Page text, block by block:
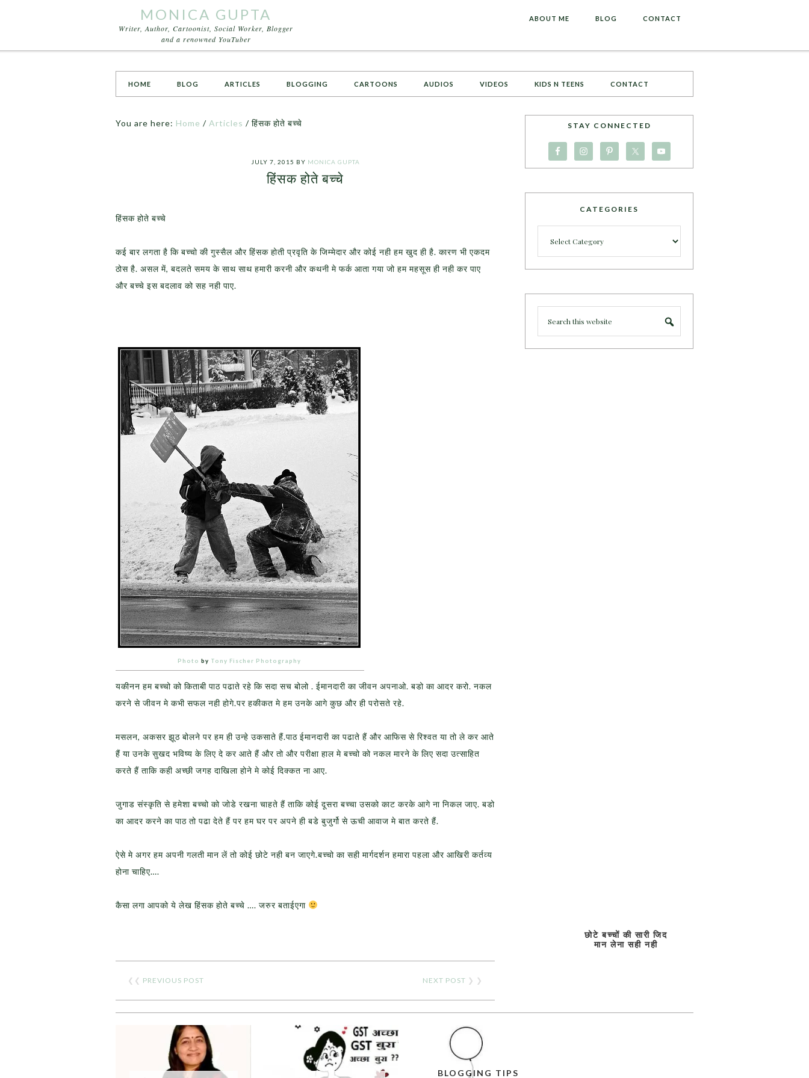
MONICA GUPTA
Writer, Author, Cartoonist, Social Worker, Blogger
and a renowned YouTuber
ABOUT ME BLOG CONTACT
HOME BLOG ARTICLES BLOGGING CARTOONS AUDIOS VIDEOS KIDS N TEENS CONTACT
You are here: Home / Articles / हिंसक होते बच्चे
JULY 7, 2015 BY MONICA GUPTA
हिंसक होते बच्चे
हिंसक होते बच्चे
कई बार लगता है कि बच्चो की गुस्सैल और हिंसक होती प्रवृति के जिम्मेदार और कोई नही हम खुद ही है. कारण भी एकदम
ठोस है. असल में, बदलते समय के साथ साथ हमारी करनी और कथनी मे फर्क आता गया जो हम महसूस ही नही कर पाए
और बच्चे इस बदलाव को सह नही पाए.
Photo by Tony Fischer Photography
यकीनन हम बच्चो को किताबी पाठ पढाते रहे कि सदा सच बोलो . ईमानदारी का जीवन अपनाओ. बडो का आदर करो. नकल
करने से जीवन मे कभी सफल नही होगे.पर हकीकत मे हम उनके आगे कुछ और ही परोसते रहे.
मसलन, अकसर झूठ बोलने पर हम ही उन्हे उकसाते हैं.पाठ ईमानदारी का पढाते हैं और आफिस से रिश्वत या तो ले कर आते
हैं या उनके सुखद भविष्य के लिए दे कर आते हैं और तो और परीक्षा हाल मे बच्चो को नकल मारने के लिए सदा उत्साहित
करते हैं ताकि कही अच्छी जगह दाखिला होने मे कोई दिक्कत ना आए.
जुगाड संस्कृति से हमेशा बच्चो को जोडे रखना चाहते हैं ताकि कोई दूसरा बच्चा उसको काट करके आगे ना निकल जाए. बडो
का आदर करने का पाठ तो पढा देते हैं पर हम घर पर अपने ही बडे बुजुर्गो से ऊची आवाज मे बात करते हैं.
ऐसे मे अगर हम अपनी गलती मान लें तो कोई छोटे नही बन जाएगे.बच्चो का सही मार्गदर्शन हमारा पहला और आखिरी कर्तव्य
होना चाहिए….
कैसा लगा आपको ये लेख हिंसक होते बच्चे …. जरुर बताईएगा
❮❮ PREVIOUS POST NEXT POST ❯ ❯
STAY CONNECTED
CATEGORIES
छोटे बच्चों की सारी जिद
मान लेना सही नही
BLOGGING TIPS